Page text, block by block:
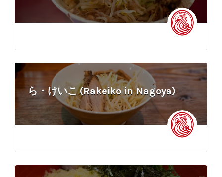
ら・けいこ (Rakeiko in Nagoya)